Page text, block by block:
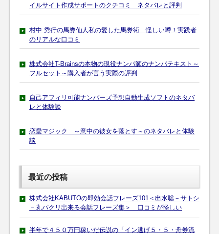
イルサイト作成サポートのクチコミ ネタバレと評判
村中 秀行の馬券仙人私の愛した馬券術 怪しい噂！実践者
のリアルな口コミ
株式会社T-Brainsの本物の現役ナンパ師のナンパテキスト～
フルセット～購入者が言う実際の評判
自己アフィリ可能ナンバーズ予想自動生成ソフトのネタバ
レと体験談
恋愛マジック ～意中の彼女を落とす～のネタバレと体験
談
最近の投稿
株式会社KABUTOの即効会話フレーズ101＜出水聡－サトシ
－丸パクリ出来る会話フレーズ集＞ 口コミが怪しい
半年で４５０万円稼いだ伝説の「イン逃げ５・５・舟券流